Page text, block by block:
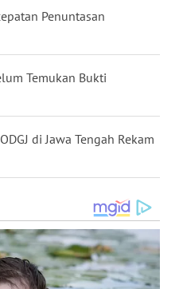
Penuntasan
Temukan Bukti
di Jawa Tengah Rekam